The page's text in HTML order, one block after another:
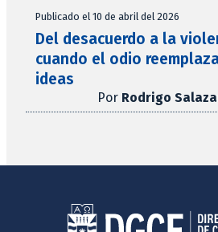
Publicado el 10 de abril del 2026
Del desacuerdo a la
cuando el odio
ideas
Por Rodrigo